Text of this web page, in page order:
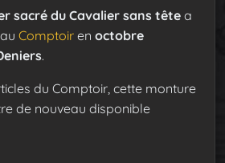
sacré du Cavalier sans tête a
Comptoir en octobre
.
du Comptoir, cette monture
de nouveau disponible